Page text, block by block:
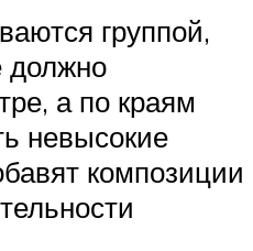
группой,
должно
а по краям
невысокие
композиции